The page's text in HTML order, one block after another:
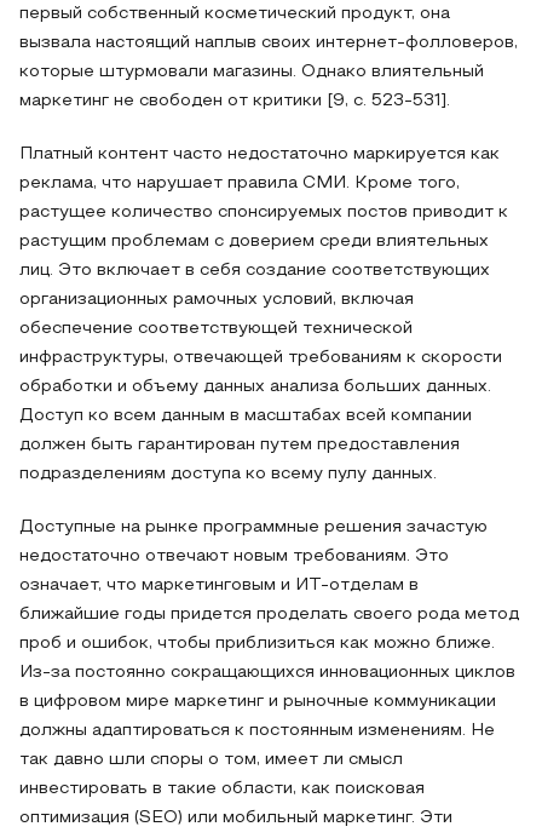
первый собственный косметический продукт, она
вызвала настоящий наплыв своих интернет-фолловеров,
которые штурмовали магазины. Однако влиятельный
маркетинг не свободен от критики [9, c. 523-531].
Платный контент часто недостаточно маркируется как
реклама, что нарушает правила СМИ. Кроме того,
растущее количество спонсируемых постов приводит к
растущим проблемам с доверием среди влиятельных
лиц. Это включает в себя создание соответствующих
организационных рамочных условий, включая
обеспечение соответствующей технической
инфраструктуры, отвечающей требованиям к скорости
обработки и объему данных анализа больших данных.
Доступ ко всем данным в масштабах всей компании
должен быть гарантирован путем предоставления
подразделениям доступа ко всему пулу данных.
Доступные на рынке программные решения зачастую
недостаточно отвечают новым требованиям. Это
означает, что маркетинговым и ИТ-отделам в
ближайшие годы придется проделать своего рода метод
проб и ошибок, чтобы приблизиться как можно ближе.
Из-за постоянно сокращающихся инновационных циклов
в цифровом мире маркетинг и рыночные коммуникации
должны адаптироваться к постоянным изменениям. Не
так давно шли споры о том, имеет ли смысл
инвестировать в такие области, как поисковая
оптимизация (SEO) или мобильный маркетинг. Эти